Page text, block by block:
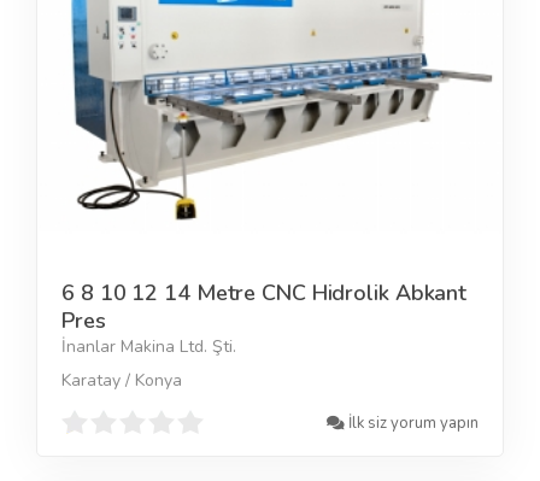
6 8 10 12 14 Metre CNC Hidrolik Abkant
Pres
İnanlar Makina Ltd. Şti.
Karatay / Konya
İlk siz yorum yapın